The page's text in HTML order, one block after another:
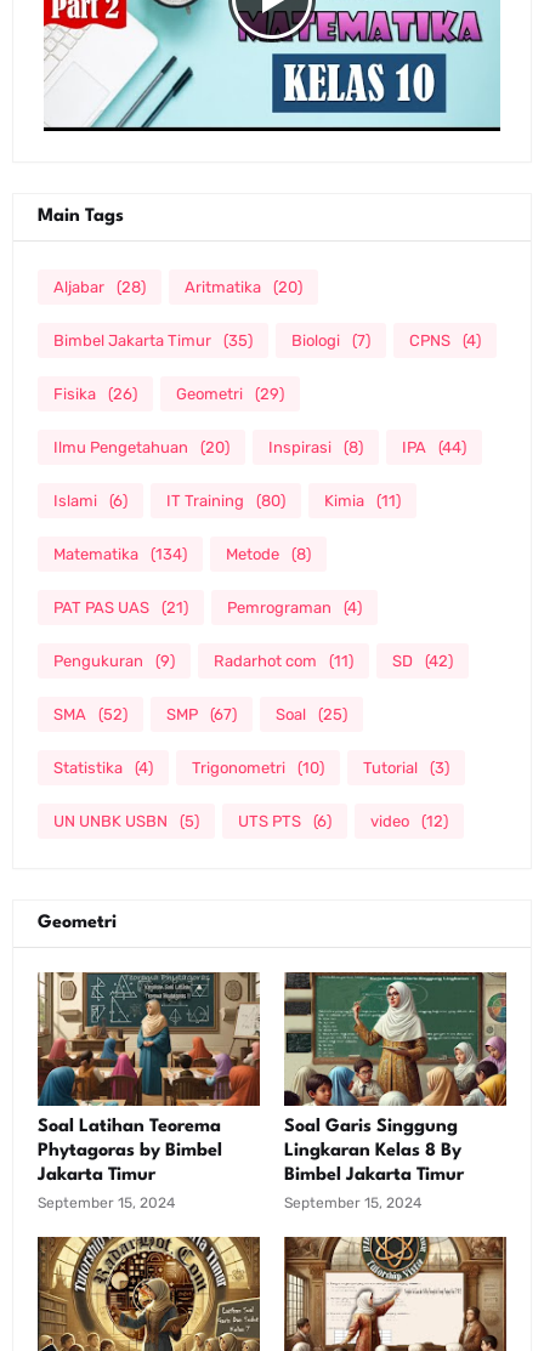
Main Tags
Aljabar (28) Aritmatika (20)
Bimbel Jakarta Timur (35) Biologi (7) CPNS (4)
Fisika (26) Geometri (29)
Ilmu Pengetahuan (20) Inspirasi (8) IPA (44)
Islami (6) IT Training (80) Kimia (11)
Matematika (134) Metode (8)
PAT PAS UAS (21) Pemrograman (4)
Pengukuran (9) Radarhot com (11) SD (42)
SMA (52) SMP (67) Soal (25)
Statistika (4) Trigonometri (10) Tutorial (3)
UN UNBK USBN (5) UTS PTS (6) video (12)
Geometri
Soal Latihan Teorema
Phytagoras by Bimbel
Jakarta Timur
September 15, 2024
Soal Garis Singgung
Lingkaran Kelas 8 By
Bimbel Jakarta Timur
September 15, 2024